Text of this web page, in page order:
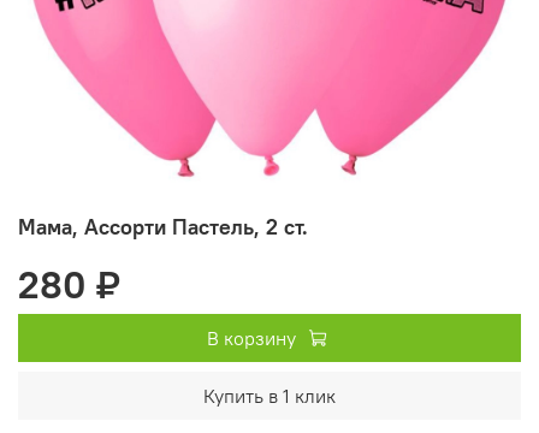
Мама, Ассорти Пастель, 2 ст.
280 ₽
В корзину
Купить в 1 клик